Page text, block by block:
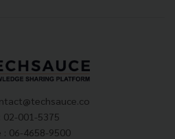
02-001-5375
: 06-4658-9500